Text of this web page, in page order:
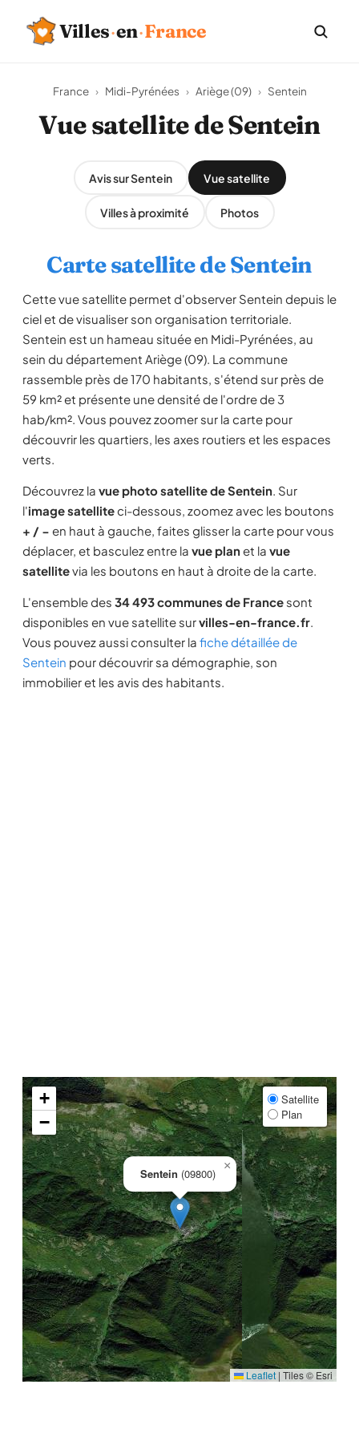
Villes·en·France
France › Midi-Pyrénées › Ariège (09) › Sentein
Vue satellite de Sentein
Avis sur Sentein Vue satellite
Villes à proximité Photos
Carte satellite de Sentein
Cette vue satellite permet d'observer Sentein depuis le
ciel et de visualiser son organisation territoriale.
Sentein est un hameau située en Midi-Pyrénées, au
sein du département Ariège (09). La commune
rassemble près de 170 habitants, s'étend sur près de
59 km² et présente une densité de l'ordre de 3
hab/km². Vous pouvez zoomer sur la carte pour
découvrir les quartiers, les axes routiers et les espaces
verts.
Découvrez la vue photo satellite de Sentein. Sur
l'image satelliteci-dessous, zoomez avec les boutons
+ / − en haut à gauche, faites glisser la carte pour vous
déplacer, et basculez entre la vue planet la vue
satellitevia les boutons en haut à droite de la carte.
L'ensemble des 34 493 communes de France sont
disponibles en vue satellite survilles-en-france.fr.
Vous pouvez aussi consulter la fiche détaillée de
Sentein pour découvrir sa démographie, son
immobilier et les avis des habitants.
Sentein (09800)
×
+
−
Satellite
Plan
Leaflet | Tiles © Esri